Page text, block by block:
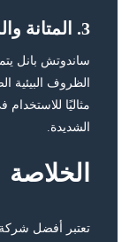
3. المتانة
ساندوتش بانل
الظروف البيئية
مثاليًا
الشديدة.
الخلاصة
تعتبر أفضل